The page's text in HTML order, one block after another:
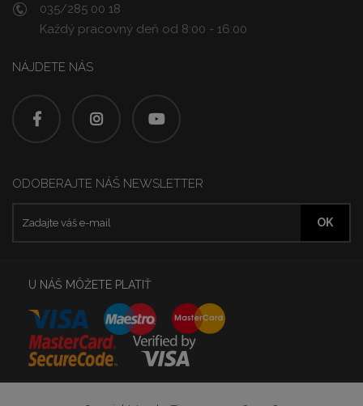
035/285 00 18
Každý pracovný deň od 8:00 - 16:00
NÁJDETE NÁS
ODOBERAJTE NÁŠ NEWSLETTER
U NÁŠ MÔŽETE PLATIŤ